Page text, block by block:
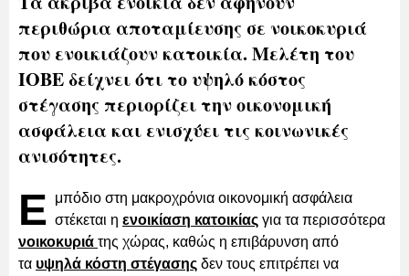
περιθώρια αποταμίευσης σε νοικοκυριά
που ενοικιάζουν κατοικία. Μελέτη του
ΙΟΒΕ δείχνει ότι το υψηλό κόστος
στέγασης περιορίζει την οικονομική
ασφάλεια και ενισχύει τις κοινωνικές
ανισότητες.
Ε μπόδιο στη μακροχρόνια οικονομική ασφάλεια
στέκεται η ενοικίαση κατοικίας για τα περισσότερα
νοικοκυριά της χώρας, καθώς η επιβάρυνση από
τα υψηλά κόστη στέγασης δεν τους επιτρέπει να